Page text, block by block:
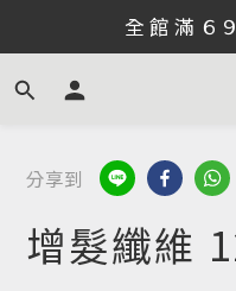
全 館 滿 ６
分享到
增髮纖維